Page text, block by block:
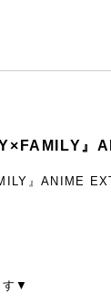
』ANIME
す▼